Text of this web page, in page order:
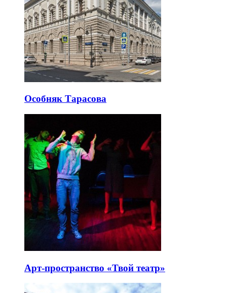
Особняк Тарасова
Арт-пространство «Твой театр»